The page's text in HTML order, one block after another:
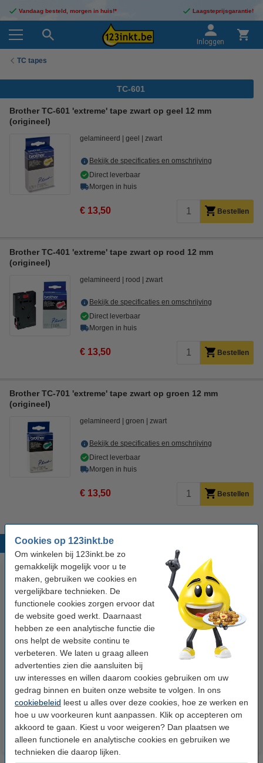
Cookies op 123inkt.be
Om winkelen bij 123inkt.be zo
gemakkelijk mogelijk voor u te
maken, gebruiken we cookies en
vergelijkbare technieken. De
functionele cookies zorgen ervoor dat
de website goed werkt. Daarnaast
hebben ze een analytische functie die
ons helpt de website continu te
verbeteren. We laten u graag alleen
advertenties zien die aansluiten bij
uw interesses en willen daarom cookies gebruiken om uw
gedrag binnen en buiten onze website te volgen. In ons
cookiebeleid leest u alles over deze cookies, hoe ze werken en
hoe u uw voorkeuren kunt aanpassen. Klik op accepteren om
akkoord te gaan. Kiest u voor weigeren? Dan plaatsen we
alleen functionele en analytische cookies en gebruiken we
technieken die daarop lijken.
Vandaag besteld, morgen in huis!* Laagsteprijsgarantie!
Inloggen
TC tapes
TC-601
Brother TC-601 'extreme' tape zwart op geel 12 mm
(origineel)
gelamineerd geel zwart
Bekijk de specificaties en omschrijving
Direct leverbaar
Morgen in huis
€ 13,50 Bestellen
Brother TC-401 'extreme' tape zwart op rood 12 mm
(origineel)
gelamineerd rood zwart
Bekijk de specificaties en omschrijving
Direct leverbaar
Morgen in huis
€ 13,50 Bestellen
Brother TC-701 'extreme' tape zwart op groen 12 mm
(origineel)
gelamineerd groen zwart
Bekijk de specificaties en omschrijving
Direct leverbaar
Morgen in huis
€ 13,50 Bestellen
Populaire producten
123accu Xtreme Power MN1500
Penlite AA batterij 24 stuks
€ 14,95
123inkt kopieerpapier 1 doos
€ 33,50